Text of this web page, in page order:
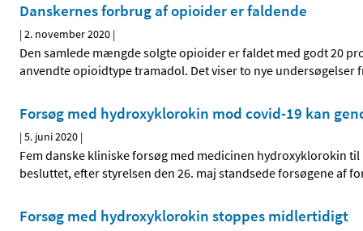
Danskernes forbrug af opioider er faldende
|2. november 2020 |
Den samlede mængde solgte opioider er faldet med godt 20
anvendte opioidtype tramadol. Det viser to nye
Forsøg med hydroxyklorokin mod covid-19 kan
|5. juni 2020 |
Fem danske kliniske forsøg med medicinen hydroxyklorokin
besluttet, efter styrelsen den 26. maj standsede forsøgene af
Forsøg med hydroxyklorokin stoppes midlertidigt